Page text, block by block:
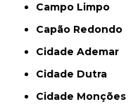
Campo Limpo
Capão Redondo
Cidade Ademar
Cidade Dutra
Cidade Monções